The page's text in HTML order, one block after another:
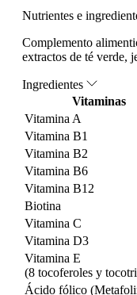
Nutrientes e
Complemento
extractos de té verde,
Ingredientes
Vitaminas
Vitamina A
Vitamina B1
Vitamina B2
Vitamina B6
Vitamina B12
Biotina
Vitamina C
Vitamina D3
Vitamina E
(8 tocoferoles y
Ácido fólico